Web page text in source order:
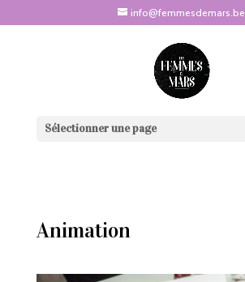
info@femmesdemars.be
Sélectionner une page
Animation